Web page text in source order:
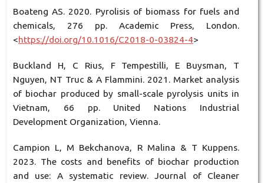
Boateng AS. 2020. Pyrolisis of biomass for fuels and
chemicals, 276 pp. Academic Press, London.
<https://doi.org/10.1016/C2018-0-03824-4>
Buckland H, C Rius, F Tempestilli, E Buysman, T
Nguyen, NT Truc & A Flammini. 2021. Market analysis
of biochar produced by small-scale pyrolysis units in
Vietnam, 66 pp. United Nations Industrial
Development Organization, Vienna.
Campion L, M Bekchanova, R Malina & T Kuppens.
2023. The costs and benefits of biochar production
and use: A systematic review. Journal of Cleaner